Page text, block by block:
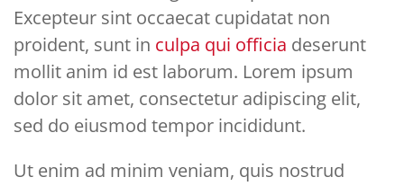
Excepteur sint occaecat cupidatat non
proident, sunt in culpa qui officia deserunt
mollit anim id est laborum. Lorem ipsum
dolor sit amet, consectetur adipiscing elit,
sed do eiusmod tempor incididunt.
Ut enim ad minim veniam, quis nostrud